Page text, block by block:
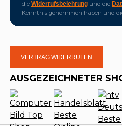
die Widerrufsbelehrung und die
Kenntnis genommen haben und
VERTRAG WIDERRUFEN
AUSGEZEICHNETER